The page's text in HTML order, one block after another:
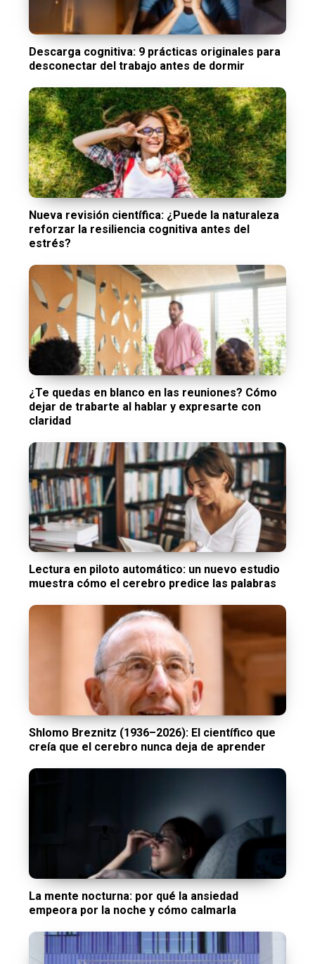
Descarga cognitiva: 9 prácticas originales para
desconectar del trabajo antes de dormir
Nueva revisión científica: ¿Puede la naturaleza
reforzar la resiliencia cognitiva antes del
estrés?
¿Te quedas en blanco en las reuniones? Cómo
dejar de trabarte al hablar y expresarte con
claridad
Lectura en piloto automático: un nuevo estudio
muestra cómo el cerebro predice las palabras
Shlomo Breznitz (1936–2026): El científico que
creía que el cerebro nunca deja de aprender
La mente nocturna: por qué la ansiedad
empeora por la noche y cómo calmarla